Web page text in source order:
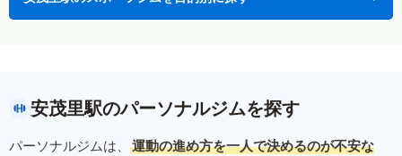
安茂里駅のパーソナルジムを探す
パーソナルジムは、
運動の進め方を一人で決めるのが不安な